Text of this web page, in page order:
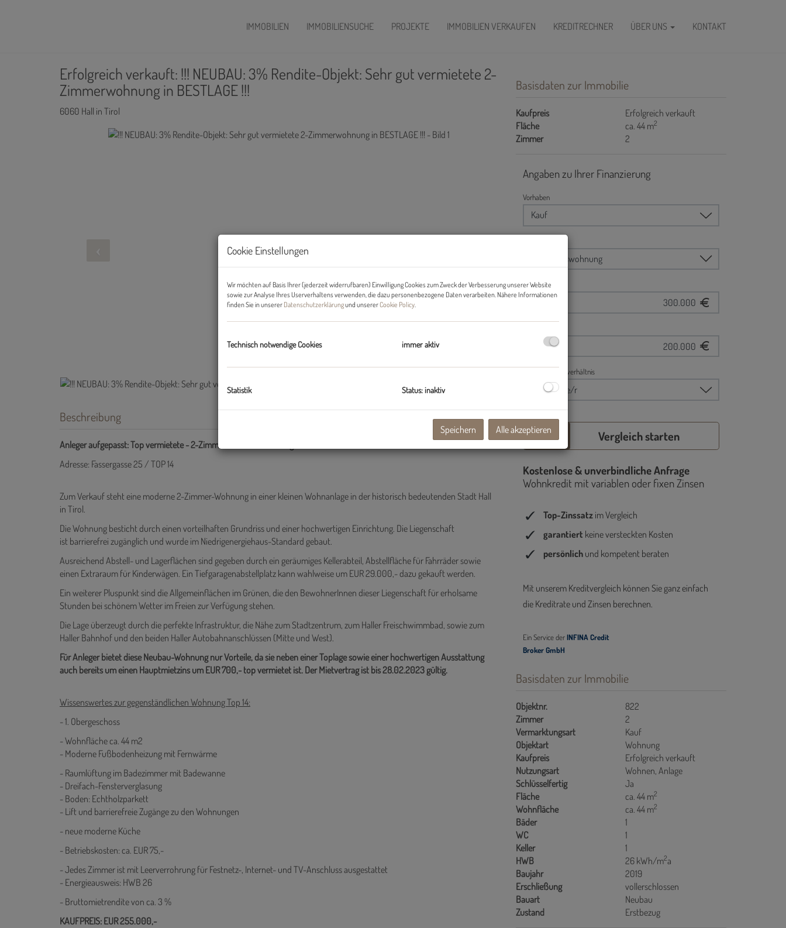
IMMOBILIEN IMMOBILIENSUCHE PROJEKTE IMMOBILIEN VERKAUFEN KREDITRECHNER ÜBER UNS KONTAKT
Erfolgreich verkauft: !!! NEUBAU: 3% Rendite-Objekt: Sehr gut vermietete 2-
Zimmerwohnung in BESTLAGE !!!
6060 Hall in Tirol
Beschreibung
Anleger aufgepasst: Top vermietete - 2-Zimmer-Neubau-Wohnung -
Adresse: Fassergasse 25 / TOP 14
Zum Verkauf steht eine moderne 2-Zimmer-Wohnung in einer kleinen Wohnanlage in der historisch bedeutenden Stadt Hall
in Tirol.
Die Wohnung besticht durch einen vorteilhaften Grundriss und einer hochwertigen Einrichtung. Die Liegenschaft
ist barrierefrei zugänglich und wurde im Niedrigenergiehaus-Standard gebaut.
Ausreichend Abstell- und Lagerflächen sind gegeben durch ein geräumiges Kellerabteil, Abstellfläche für Fahrräder sowie
einen Extraraum für Kinderwägen. Ein Tiefgaragenabstellplatz kann wahlweise um EUR 29.000,- dazu gekauft werden.
Ein weiterer Pluspunkt sind die Allgemeinflächen im Grünen, die den BewohnerInnen dieser Liegenschaft für erholsame
Stunden bei schönem Wetter im Freien zur Verfügung stehen.
Die Lage überzeugt durch die perfekte Infrastruktur, die Nähe zum Stadtzentrum, zum Haller Freischwimmbad, sowie zum
Haller Bahnhof und den beiden Haller Autobahnanschlüssen (Mitte und West).
Für Anleger bietet diese Neubau-Wohnung nur Vorteile, da sie neben einer Toplage sowie einer hochwertigen Ausstattung
auch bereits um einen Hauptmietzins um EUR 700,- top vermietet ist. Der Mietvertrag ist bis 28.02.2023 gültig.
Wissenswertes zur gegenständlichen Wohnung Top 14:
- 1. Obergeschoss
- Wohnfläche ca. 44 m2
- Moderne Fußbodenheizung mit Fernwärme
- Raumlüftung im Badezimmer mit Badewanne
- Dreifach-Fensterverglasung
- Boden: Echtholzparkett
- Lift und barrierefreie Zugänge zu den Wohnungen
- neue moderne Küche
- Betriebskosten: ca. EUR 75,-
- Jedes Zimmer ist mit Leerverrohrung für Festnetz-, Internet- und TV-Anschluss ausgestattet
- Energieausweis: HWB 26
- Bruttomietrendite von ca. 3 %
KAUFPREIS: EUR 255.000,-
Basisdaten zur Immobilie
Kaufpreis
Erfolgreich verkauft
Fläche
ca. 44 m2
Zimmer 2
Basisdaten zur Immobilie
Objektnr.
822
Zimmer
2
Vermarktungsart
Kauf
Objektart
Wohnung
Kaufpreis
Erfolgreich verkauft
Nutzungsart
Wohnen Anlage
Schlüsselfertig
Ja
Fläche
ca. 44 m2
Wohnfläche ca. 44 m2
Bäder
1
WC
1
Keller
1
HWB
26 kWh/m2a
Baujahr
2019
Erschließung
vollerschlossen
Bauart
Neubau
Zustand
Erstbezug
Cookie Einstellungen
Wir möchten auf Basis Ihrer (jederzeit widerrufbaren) Einwilligung Cookies zum Zweck der Verbesserung unserer Website
sowie zur Analyse Ihres Userverhaltens verwenden, die dazu personenbezogene Daten verarbeiten. Nähere Informationen
finden Sie in unserer Datenschutzerklärungund unsererCookie Policy
Technisch notwendige Cookies immer aktiv
Statistik Status: inaktiv
Speichern Alle akzeptieren